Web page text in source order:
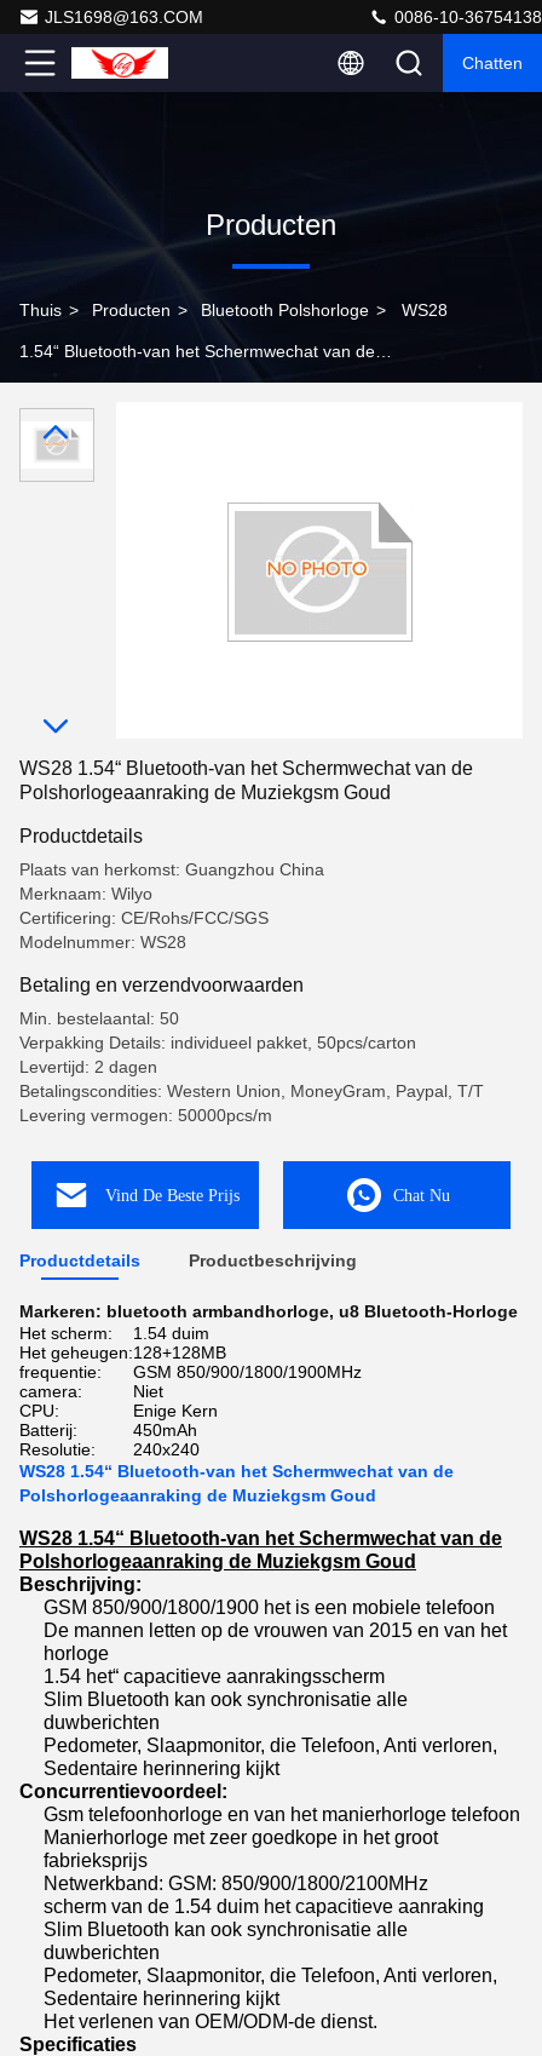
JLS1698@163.COM 0086-10-36754138
Chatten
Producten
Thuis > Producten > Bluetooth Polshorloge > WS28
1.54“ Bluetooth-van het Schermwechat van de
WS28 1.54“ Bluetooth-van het Schermwechat van de
Polshorlogeaanraking de Muziekgsm Goud
Productdetails
Plaats van herkomst: Guangzhou China
Merknaam: Wilyo
Certificering: CE/Rohs/FCC/SGS
Modelnummer: WS28
Betaling en verzendvoorwaarden
Min. bestelaantal: 50
Verpakking Details: individueel pakket, 50pcs/carton
Levertijd: 2 dagen
Betalingscondities: Western Union, MoneyGram, Paypal, T/T
Levering vermogen: 50000pcs/m
Vind De Beste Prijs Chat Nu
Productdetails Productbeschrijving
Markeren: bluetooth armbandhorloge, u8 Bluetooth-Horloge
Het scherm:
1.54 duim
Het geheugen:128+128MB
frequentie:
GSM 850/900/1800/1900MHz
camera:
Niet
CPU:
Enige Kern
Batterij:
450mAh
Resolutie:
240x240
WS28 1.54“ Bluetooth-van het Schermwechat van de
Polshorlogeaanraking de Muziekgsm Goud
WS28 1.54“ Bluetooth-van het Schermwechat van de
Polshorlogeaanraking de Muziekgsm Goud
Beschrijving:
GSM 850/900/1800/1900 het is een mobiele telefoon
De mannen letten op de vrouwen van 2015 en van het
horloge
1.54 het“ capacitieve aanrakingsscherm
Slim Bluetooth kan ook synchronisatie alle
duwberichten
Pedometer, Slaapmonitor, die Telefoon, Anti verloren,
Sedentaire herinnering kijkt
Concurrentievoordeel:
Gsm telefoonhorloge en van het manierhorloge telefoon
Manierhorloge met zeer goedkope in het groot
fabrieksprijs
Netwerkband: GSM: 850/900/1800/2100MHz
scherm van de 1.54 duim het capacitieve aanraking
Slim Bluetooth kan ook synchronisatie alle
duwberichten
Pedometer, Slaapmonitor, die Telefoon, Anti verloren,
Sedentaire herinnering kijkt
Het verlenen van OEM/ODM-de dienst.
Specificaties